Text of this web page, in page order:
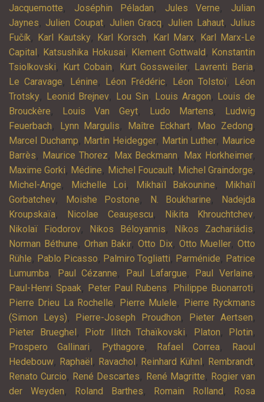
Jacquemotte, Joséphin Péladan, Jules Verne, Julian
Jaynes, Julien Coupat, Julien Gracq, Julien Lahaut, Julius
Fučík, Karl Kautsky, Karl Korsch, Karl Marx, Karl Marx-Le
Capital , Katsushika Hokusai, Klement Gottwald , Konstantin
Tsiolkovski, Kurt Cobain, Kurt Gossweiler, Lavrenti Beria,
Le Caravage, Lénine, Léon Frédéric, Léon Tolstoï,
Léon
Trotsky, Leonid Brejnev, Lou Sin, Louis Aragon, Louis de
Brouckère, Louis Van Geyt, Ludo Martens,
Ludwig
Feuerbach, Lynn Margulis, Maître Eckhart, Mao Zedong,
Marcel Duchamp, Martin Heidegger, Martin Luther, Maurice
Barrès, Maurice Thorez, Max Beckmann, Max Horkheimer,
Maxime Gorki, Médine, Michel Foucault, Michel Graindorge,
Michel-Ange, Michelle Loi, Mikhaïl Bakounine,
Mikhaïl
Gorbatchev, Moishe Postone, N. Boukharine,
Nadejda
Kroupskaïa, Nicolae Ceaușescu, Nikita Khrouchtchev,
Nikolaï Fiodorov, Nikos Béloyannis, Níkos Zachariádis,
Norman Béthune, Orhan Bakir, Otto Dix, Otto Mueller, Otto
Rühle, Pablo Picasso, Palmiro Togliatti, Parménide, Patrice
Lumumba, Paul Cézanne, Paul Lafargue, Paul Verlaine,
Paul-Henri Spaak, Peter Paul Rubens, Philippe Buonarroti,
Pierre Drieu La Rochelle, Pierre Mulele,
Pierre Ryckmans
(Simon Leys), Pierre-Joseph Proudhon, Pieter Aertsen,
Pieter Brueghel , Piotr Ilitch Tchaïkovski, Platon, Plotin,
Prospero Gallinari, Pythagore, Rafael Correa,
Raoul
Hedebouw, Raphaël , Ravachol , Reinhard Kühnl , Rembrandt,
Renato Curcio, René Descartes, René Magritte, Rogier van
der Weyden, Roland Barthes, Romain Rolland ,
Rosa